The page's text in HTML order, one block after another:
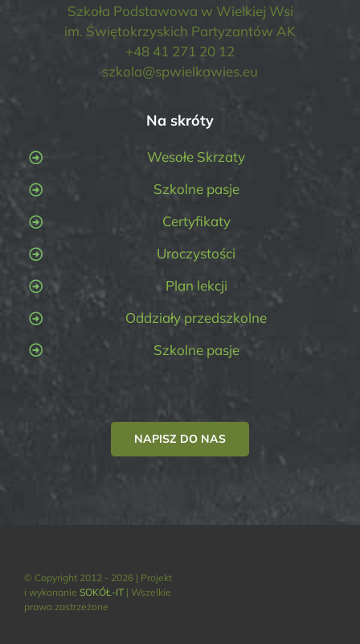
Szkoła Podstawowa w Wielkiej Wsi
im. Świętokrzyskich Partyzantów AK
+48 41 271 20 12
szkola@spwielkawies.eu
Na skróty
Wesołe Skrzaty
Szkolne pasje
Certyfikaty
Uroczystości
Plan lekcji
Oddziały przedszkolne
Szkolne pasje
NAPISZ DO NAS
© Copyright 2012 - 2026 | Projekt
i wykonanie SOKÓŁ-IT| Wszelkie
prawa zastrzeżone